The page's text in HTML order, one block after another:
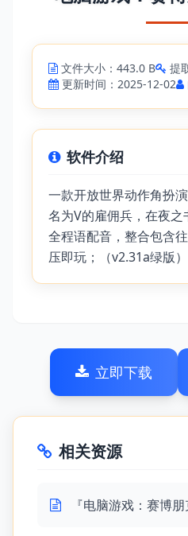
文件大小：443.0 B
提
更新时间：2025-12-02
软件介绍
一款开放世界动作角扮
名为V的雇佣兵，在夜之
全程语配音，整合包含
压即玩；（v2.31a绿版）
立即下载
相关资源
『电脑游戏：赛博